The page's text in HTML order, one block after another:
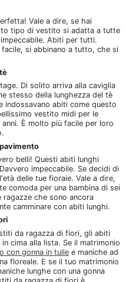
Vale a dire, se hai
tipo di vestito si adatta a tutte
Abiti per tutti.
si abbinano a tutto, che si
Di solito arriva alla caviglia
stesso della lunghezza del tè
indossavano abiti come questo
vestito midi per le
È molto più facile per loro
belli! Questi abiti lunghi
impeccabile. Se decidi di
delle tue fioraie. Vale a dire,
comoda per una bambina di sei
ragazze che sono ancora
camminare con abiti lunghi.
da ragazza di fiori, gli abiti
cima alla lista. Se il matrimonio
con gonna in tulle e maniche ad
floreale. E se il tuo matrimonio
lunghe con una gonna